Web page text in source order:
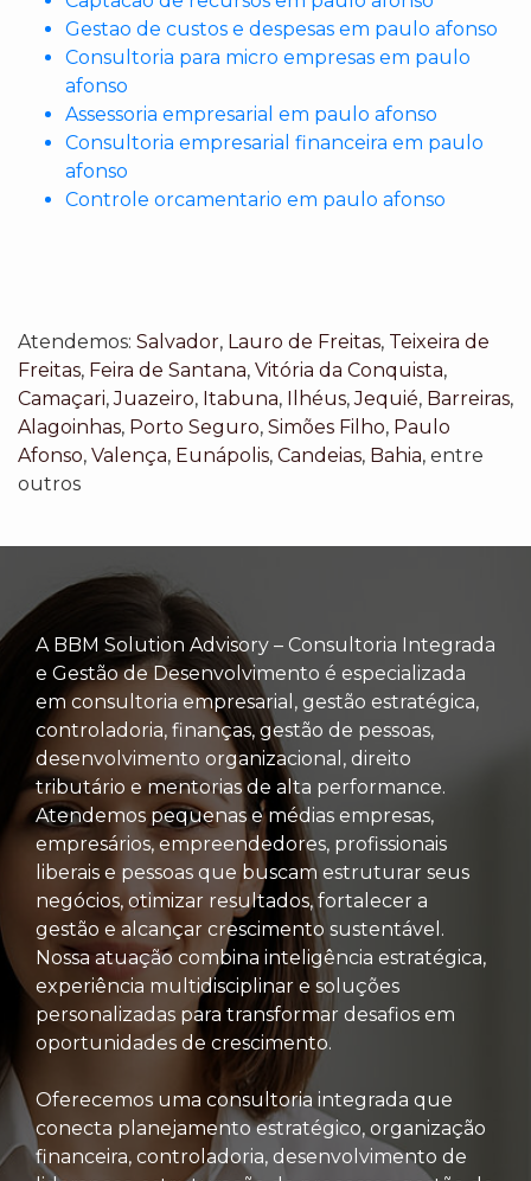
Gestao de custos e despesas em paulo afonso
Consultoria para micro empresas em paulo
afonso
Assessoria empresarial em paulo afonso
Consultoria empresarial financeira em paulo
afonso
Controle orcamentario em paulo afonso
Atendemos: Salvador, Lauro de Freitas, Teixeira de
Freitas, Feira de Santana, Vitória da Conquista,
Camaçari,Juazeiro, Itabuna, Ilhéus,Jequié, Barreiras,
Alagoinhas, Porto Seguro, Simões Filho, Paulo
Afonso, Valença, Eunápolis, Candeias, Bahia, entre
outros
A BBM Solution Advisory – Consultoria Integrada
e Gestão de Desenvolvimento é especializada
em consultoria empresarial, gestão estratégica,
controladoria, finanças, gestão de pessoas,
desenvolvimento organizacional, direito
tributário e mentorias de alta performance.
Atendemos pequenas e médias empresas,
empresários, empreendedores, profissionais
liberais e pessoas que buscam estruturar seus
negócios, otimizar resultados, fortalecer a
gestão e alcançar crescimento sustentável.
Nossa atuação combina inteligência estratégica,
experiência multidisciplinar e soluções
personalizadas para transformar desafios em
oportunidades de crescimento.
Oferecemos uma consultoria integrada que
conecta planejamento estratégico, organização
financeira, controladoria, desenvolvimento de